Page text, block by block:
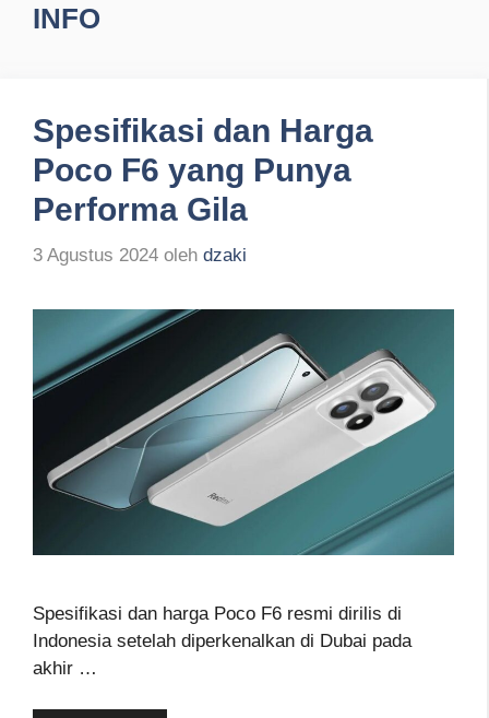
INFO
Spesifikasi dan Harga
Poco F6 yang Punya
Performa Gila
3 Agustus 2024 oleh dzaki
Spesifikasi dan harga Poco F6 resmi dirilis di
Indonesia setelah diperkenalkan di Dubai pada
akhir …